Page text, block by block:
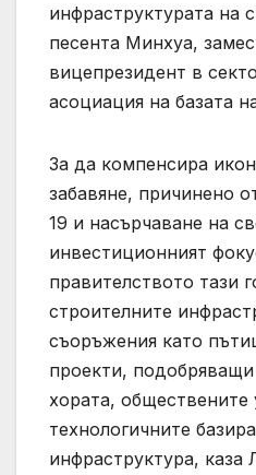
инфраструктурата на
песента Минхуа,
вицепрезидент в
асоциация на базата
За да компенсира
забавяне, причинено
19 и насърчаване на
инвестиционният
правителството тази
строителните
съоръжения като
проекти,
хората, обществените
технологичните
инфраструктура,